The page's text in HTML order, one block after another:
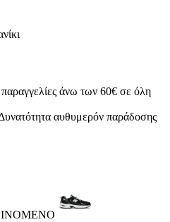
άνω των 60€ σε όλη
αυθυμερόν παράδοσης